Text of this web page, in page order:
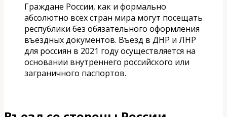
Граждане России, как и формально
абсолютно всех стран мира могут посещать
республики без обязательного оформления
въездных документов. Въезд в ДНР и ЛНР
для россиян в 2021 году осуществляется на
основании внутреннего российского или
заграничного паспортов.